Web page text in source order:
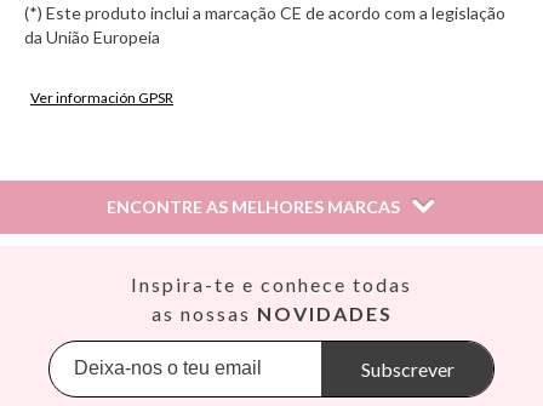
(*) Este produto inclui a marcação CE de acordo com a legislação
da União Europeia
Ver información GPSR
sobre Seguridad General de Productos (GPSR).
30500, Molina de Segura, Murcia
dpd@tutete.com
ENCONTRE AS MELHORES MARCAS
Banwood
BIBS
Inspira-te e conhece todas
as nossas NOVIDADES
Subscrever